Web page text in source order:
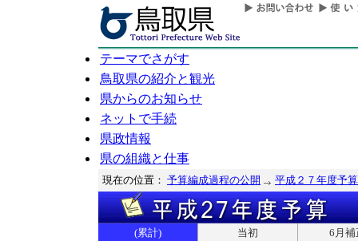
テーマでさがす
鳥取県の紹介と観光
県からのお知らせ
ネットで手続
県政情報
県の組織と仕事
現在の位置： 予算編成過程の公開 平成２７年度予算
(累計) 当初
6月補